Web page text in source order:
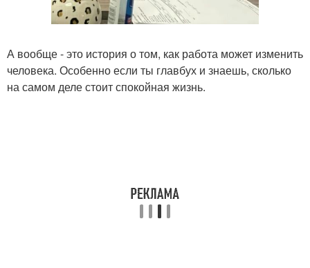
А вообще - это история о том, как работа может изменить
человека. Особенно если ты главбух и знаешь, сколько
на самом деле стоит спокойная жизнь.